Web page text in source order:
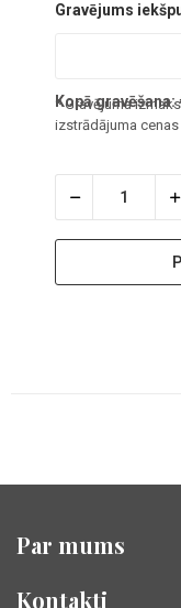
Gravējums
Kopā gravēšana:
* Gravējuma
izstrādājuma cenas
Par mums
Kontakti